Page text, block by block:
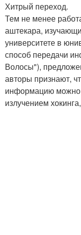
Хитрый переход.
Тем не менее
аштекара,
университете в
способ передачи
Волосы"),
авторы признают,
информацию можно
излучением